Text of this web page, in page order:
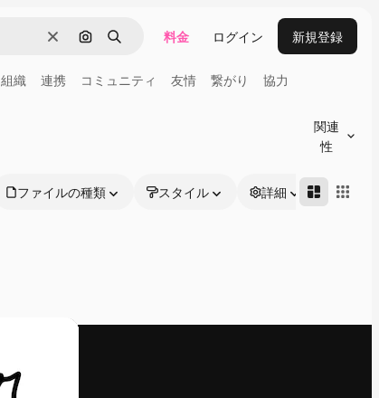
消去 画像で検索
検索 料金 ログイン 新規登録
組織 連携 コミュニティ 友情 繋がり 協力
関連
性
ファイルの種類 スタイル 詳細